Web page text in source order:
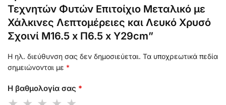
Τεχνητών Φυτών Επιτοίχιο Μεταλικό με
Χάλκινες Λεπτομέρειες και Λευκό Χρυσό
Σχοινί Μ16.5 x Π6.5 x Υ29cm”
Η ηλ. διεύθυνση σας δεν δημοσιεύεται. Τα υποχρεωτικά πεδία
σημειώνονται με *
Η βαθμολογία σας *